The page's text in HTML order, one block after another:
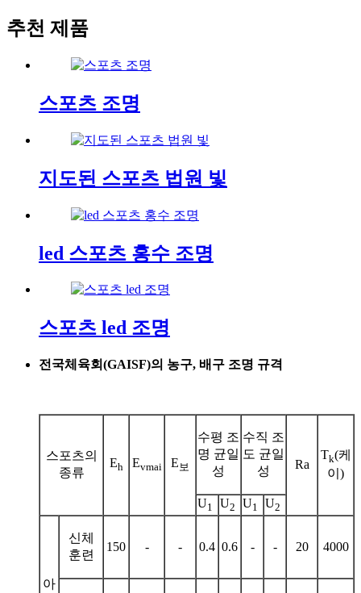
추천 제품
스포츠 조명
지도된 스포츠 법원 빛
led 스포츠 홍수 조명
스포츠 led 조명
전국체육회(GAISF)의 농구, 배구 조명 규격
스포츠의
종류
Eh Evmai E보
수평 조
명 균일
성
수직 조
도 균일
성
Ra
Tk(케
이)
U1 U2 U1 U2
아
신체
훈련
150 - - 0.4 0.6 - - 20 4000